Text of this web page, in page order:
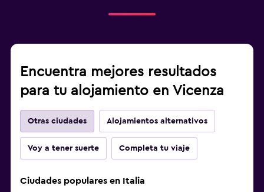
Encuentra mejores resultados
para tu alojamiento en Vicenza
Otras ciudades Alojamientos alternativos
Voy a tener suerte Completa tu viaje
Ciudades populares en Italia